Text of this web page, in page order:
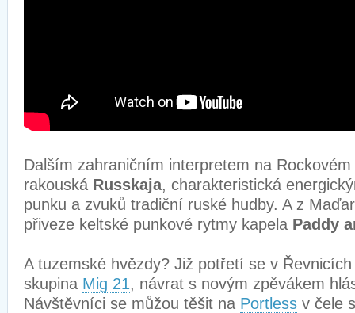
Dalším zahraničním interpretem na
rakouská Russkaja, charakteristická
punku a zvuků tradiční ruské hudby. A z
přiveze keltské punkové rytmy kapela Paddy
A tuzemské hvězdy? Již potřetí se v
skupina Mig 21, návrat s novým zpěvákem
Návštěvníci se můžou těšit na Portless v čele